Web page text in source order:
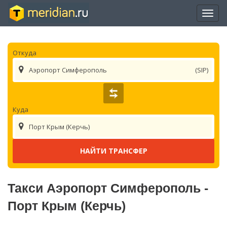
Откуда
(SIP)
Аэропорт Симферополь
Куда
Порт Крым (Керчь)
Такси Аэропорт Симферополь -
Порт Крым (Керчь)